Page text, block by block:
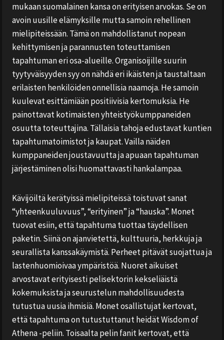
mukaan suomalainen kansa on erityisen arvokas. Se on
avoin uusille elämyksille mutta samoin rehellinen
mielipiteissään. Tämä on mahdollistanut nopean
kehittymisen ja parannusten toteuttamisen
tapahtuman eri osa-alueille. Organisoijille suurin
tyytyväisyyden syy on nähdä eri ikäisten ja taustaltaan
erilaisten henkilöiden onnellisia naamoja. He samoin
kuulevat esittämiään positiivisia kertomuksia. He
painottavat kotimaisten yhteistyökumppaneiden
osuutta toteuttajina. Tällaisia tahoja edustavat kuntien
tapahtumatoimistot ja kaupat. Vailla näiden
kumppaneiden joustavuutta ja apuaan tapahtuman
järjestäminen olisi huomattavasti hankalampaa.
Kävijöiltä kerätyissä mielipiteissä toistuvat sanat
“yhteenkuuluvuus”, “erityinen” ja “hauska”. Monet
tuovat esiin, että tapahtuma tuottaa täydellisen
paketin. Siinä on ajanvietettä, kulttuuria, herkkuja ja
seurallista kanssakäymistä. Perheet pitävät suojattua ja
lastenhuomioivaa ympäristöä. Nuoret aikuiset
arvostavat erityisesti pelisektorin kekseliäistä
kokemuksista ja seurustelun mahdollisuudesta
tutustua uusia ihmisiä. Monet osallistujat kertovat,
että tapahtuma on tutustuttanut heidät Wisdom of
Athena -peliin. Toisaalta pelin fanit kertovat, että